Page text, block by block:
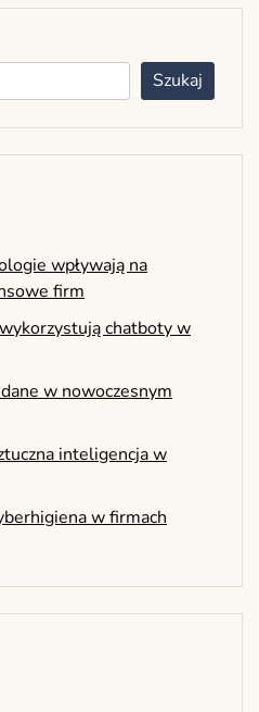
Szukaj
wpływają na
firm
chatboty w
w nowoczesnym
inteligencja w
w firmach